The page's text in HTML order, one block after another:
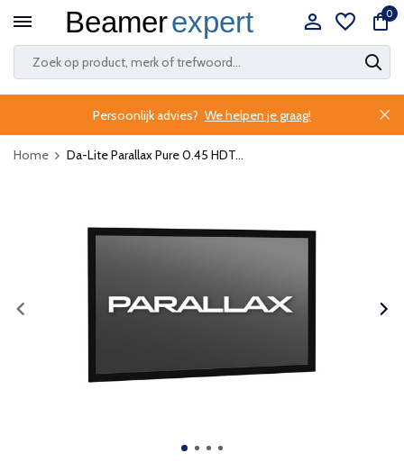
0
Persoonlijk advies? We helpen je graag!
Home Da-Lite Parallax Pure 0.45 HDT...